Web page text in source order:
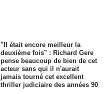
"Il était encore meilleur la
deuxième fois" : Richard Gere
pense beaucoup de bien de cet
acteur sans qui il n'aurait
jamais tourné cet excellent
thriller judiciaire des années 90